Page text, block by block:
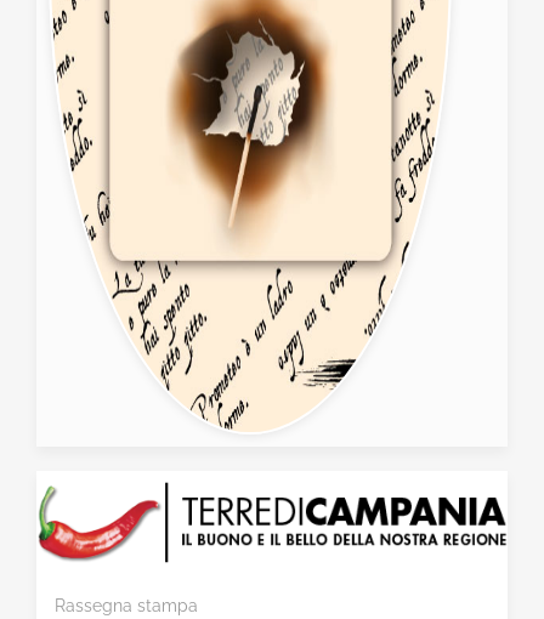
Rassegna stampa